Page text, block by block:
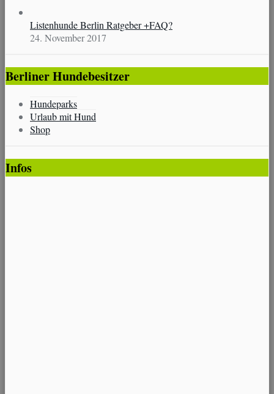
Listenhunde Berlin Ratgeber +FAQ?
24. November 2017
Berliner Hundebesitzer
Hundeparks
Urlaub mit Hund
Shop
Infos